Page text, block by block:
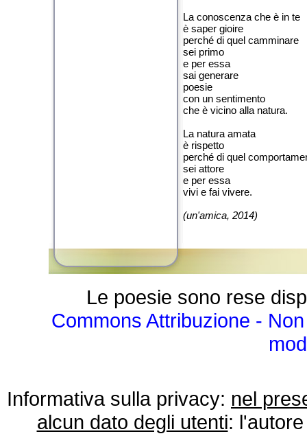
La conoscenza che è in te
è saper gioire
perché di quel camminare
sei primo
e per essa
sai generare
poesie
con un sentimento
che è vicino alla natura.
La natura amata
è rispetto
perché di quel
sei attore
e per essa
vivi e fai vivere.
(un'amica, 2014)
Le poesie sono rese
Commons Attribuzione -
Informativa sulla privacy: nel
alcun dato degli utenti: